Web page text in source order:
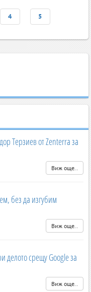
4 5
Терзиев от Zenterra за
Виж още..
без да изгубим
Виж още..
делото срещу Google за
Виж още..